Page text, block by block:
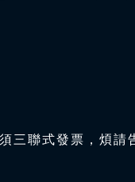
三聯式發票，煩請